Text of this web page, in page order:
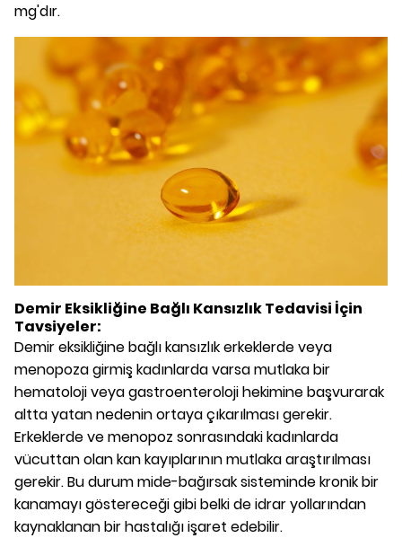
mg'dır.
Demir Eksikliğine Bağlı Kansızlık Tedavisi İçin
Tavsiyeler:
Demir eksikliğine bağlı kansızlık erkeklerde veya
menopoza girmiş kadınlarda varsa mutlaka bir
hematoloji veya gastroenteroloji hekimine başvurarak
altta yatan nedenin ortaya çıkarılması gerekir.
Erkeklerde ve menopoz sonrasındaki kadınlarda
vücuttan olan kan kayıplarının mutlaka araştırılması
gerekir. Bu durum mide-bağırsak sisteminde kronik bir
kanamayı göstereceği gibi belki de idrar yollarından
kaynaklanan bir hastalığı işaret edebilir.